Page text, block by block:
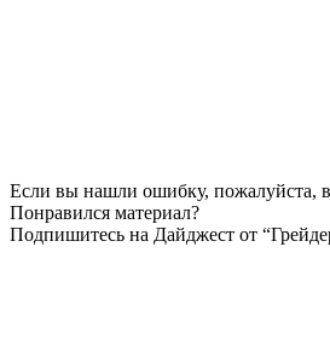
Если вы нашли ошибку, пожалуйста,
Понравился материал?
Подпишитесь на Дайджест от